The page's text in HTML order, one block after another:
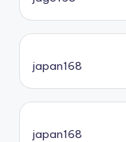
japan168
japan168